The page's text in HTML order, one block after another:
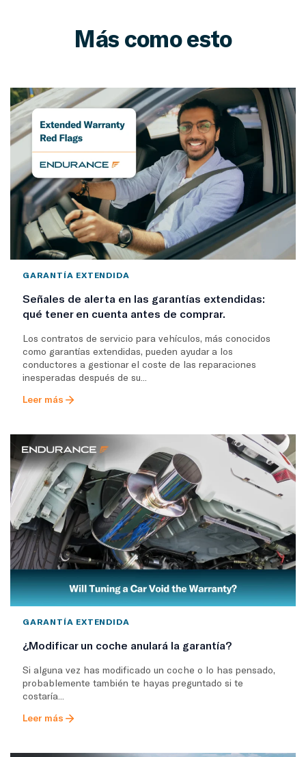
Más como esto
GARANTÍA EXTENDIDA
Señales de alerta en las garantías extendidas:
qué tener en cuenta antes de comprar.
Los contratos de servicio para vehículos, más conocidos
como garantías extendidas, pueden ayudar a los
conductores a gestionar el coste de las reparaciones
inesperadas después de su...
Leer más
GARANTÍA EXTENDIDA
¿Modificar un coche anulará la garantía?
Si alguna vez has modificado un coche o lo has pensado,
probablemente también te hayas preguntado si te
costaría...
Leer más